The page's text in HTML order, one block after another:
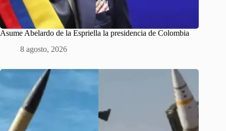
Asume Abelardo de la Espriella la presidencia de Colombia
8 agosto, 2026